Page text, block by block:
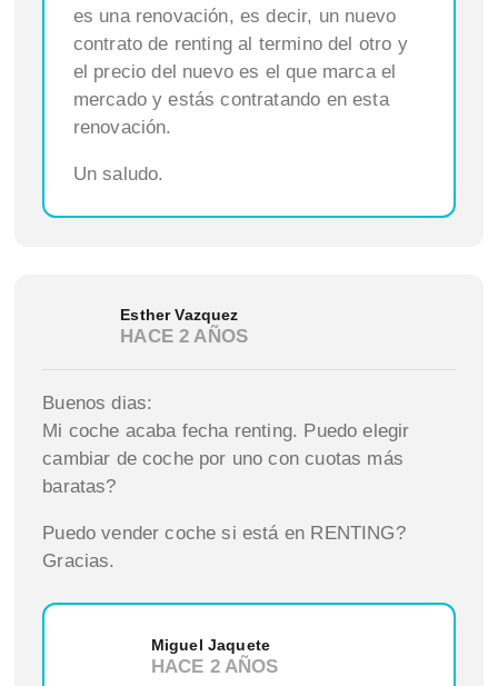
es una renovación, es decir, un nuevo
contrato de renting al termino del otro y
el precio del nuevo es el que marca el
mercado y estás contratando en esta
renovación.
Un saludo.
Esther Vazquez
HACE 2 AÑOS
Buenos dias:
Mi coche acaba fecha renting. Puedo elegir
cambiar de coche por uno con cuotas más
baratas?
Puedo vender coche si está en RENTING?
Gracias.
Miguel Jaquete
HACE 2 AÑOS